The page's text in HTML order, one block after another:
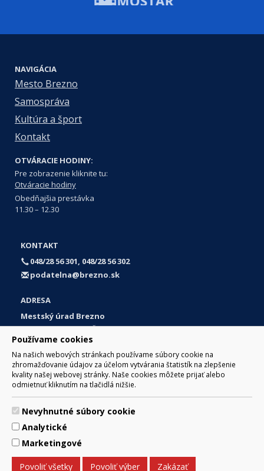
Používame cookies
Na našich webových stránkach používame súbory cookie na
zhromažďovanie údajov za účelom vytvárania štatistík na zlepšenie
kvality našej webovej stránky. Naše cookies môžete prijať alebo
odmietnuť kliknutím na tlačidlá nižšie.
Nevyhnutné súbory cookie
Analytické
Marketingové
Povoliť všetky Povoliť výber Zakázať
NAVIGÁCIA
Mesto Brezno
Samospráva
Kultúra a šport
Kontakt
OTVÁRACIE HODINY:
Pre zobrazenie kliknite tu:
Otváracie hodiny
Obedňajšia prestávka
11.30 – 12.30
KONTAKT
048/28 56 301, 048/28 56 302
podatelna@brezno.sk
ADRESA
Mestský úrad Brezno
Námestie gen. M. R. Štefánika 1
977 01 Brezno
Slovakia (Slovak Republic)
© 2017 Mesto Brezno, Námestie gen. M. R. Štefánika 1, Brezno
977 01 Tel.: 048/28 56 301, 048/28 56 302 Email:
Za obsah zodpovedá Mesto Brezno. Technický prevádzkovateľ:
Arrabella, s.r.o. , Pod Donátom 12/136 Žiar nad Hronom 965 01